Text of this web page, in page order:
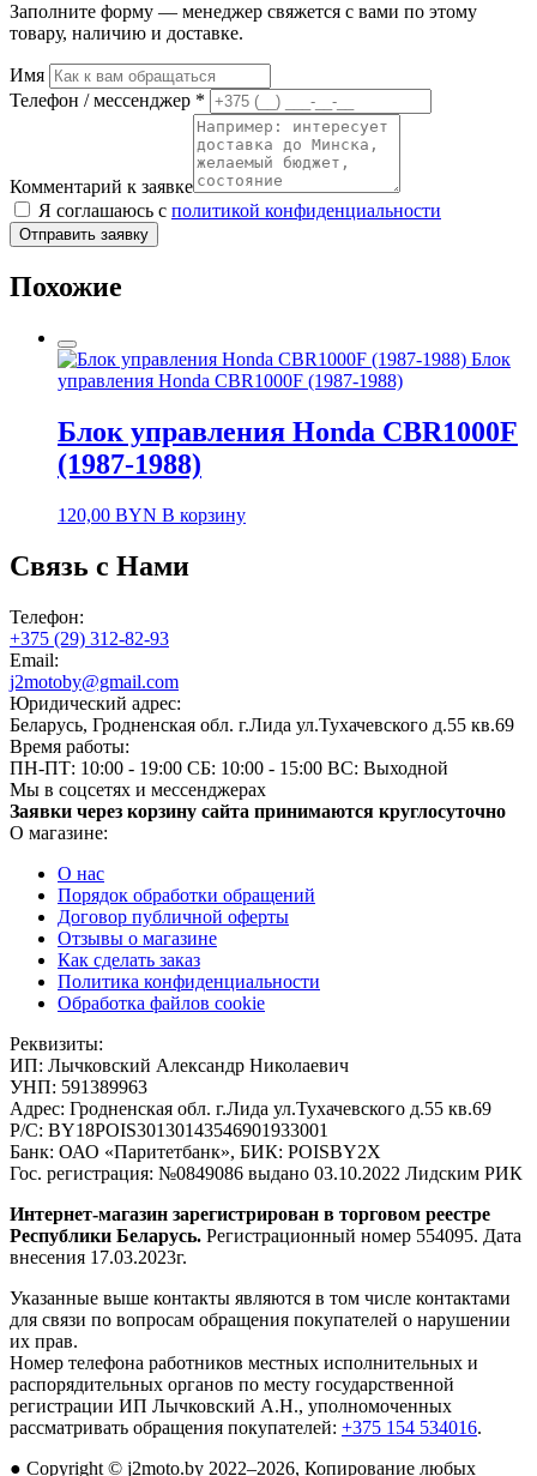
Заполните форму — менеджер свяжется с вами по этому
товару, наличию и доставке.
Имя
Телефон / мессенджер *
Комментарий к заявке
Я соглашаюсь с политикой конфиденциальности
Отправить заявку
Похожие
Блок
управления Honda CBR1000F (1987-1988)
Блок управления Honda CBR1000F
(1987-1988)
120,00 BYN В корзину
Связь с Нами
Телефон:
+375 (29) 312-82-93
Email:
j2motoby@gmail.com
Юридический адрес:
Беларусь, Гродненская обл. г.Лида ул.Тухачевского д.55 кв.69
Время работы:
ПН-ПТ: 10:00 - 19:00 СБ: 10:00 - 15:00 ВС: Выходной
Мы в соцсетях и мессенджерах
Заявки через корзину сайта принимаются круглосуточно
О магазине:
О нас
Порядок обработки обращений
Договор публичной оферты
Отзывы о магазине
Как сделать заказ
Политика конфиденциальности
Обработка файлов cookie
Реквизиты:
ИП: Лычковский Александр Николаевич
УНП: 591389963
Адрес: Гродненская обл. г.Лида ул.Тухачевского д.55 кв.69
Р/С: BY18POIS30130143546901933001
Банк: ОАО «Паритетбанк», БИК: POISBY2X
Гос. регистрация: №0849086 выдано 03.10.2022 Лидским РИК
Интернет-магазин зарегистрирован в торговом реестре
Республики Беларусь. Регистрационный номер 554095. Дата
внесения 17.03.2023г.
Указанные выше контакты являются в том числе контактами
для связи по вопросам обращения покупателей о нарушении
их прав.
Номер телефона работников местных исполнительных и
распорядительных органов по месту государственной
регистрации ИП Лычковский А.Н., уполномоченных
рассматривать обращения покупателей: +375 154 534016.
● Copyright © j2moto.by 2022–2026, Копирование любых